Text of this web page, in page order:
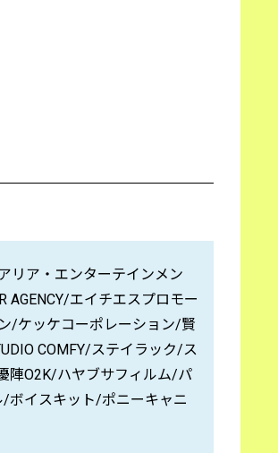
リア・エンターテインメン
エイチエスプロモー
/ケッケコーポレーション/賢
COMFY/ステイラック/ス
陣O2K/ハヤブサフィルム/パ
ボイスキット/ポニーキャニ